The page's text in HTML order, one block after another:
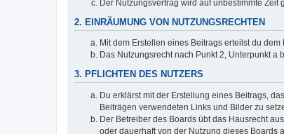
Der Nutzungsvertrag wird auf unbestimmte
2. EINRÄUMUNG VON NUTZUNGSRECHTEN
Mit dem Erstellen eines Beitrags erteilst du
Das Nutzungsrecht nach Punkt 2, Unterpunkt
3. PFLICHTEN DES NUTZERS
Du erklärst mit der Erstellung eines Beitrags,
Beiträgen verwendeten Links und Bilder zu
Der Betreiber des Boards übt das Hausrecht
oder dauerhaft von der Nutzung dieses Boards